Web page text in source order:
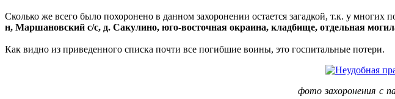
Сколько же всего было похоронено в данном захоронении остается загадкой, т.к. у
н, Маршановский с/с, д. Сакулино, юго-восточная окраина, кладбище, отдельная
Как видно из приведенного списка почти все погибшие воины, это госпитальные потери.
фото захоронения с